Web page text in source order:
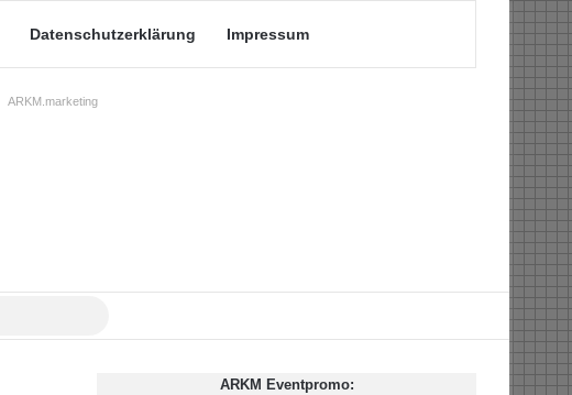
Datenschutzerklärung Impressum
ARKM.marketing
ARKM Eventpromo: